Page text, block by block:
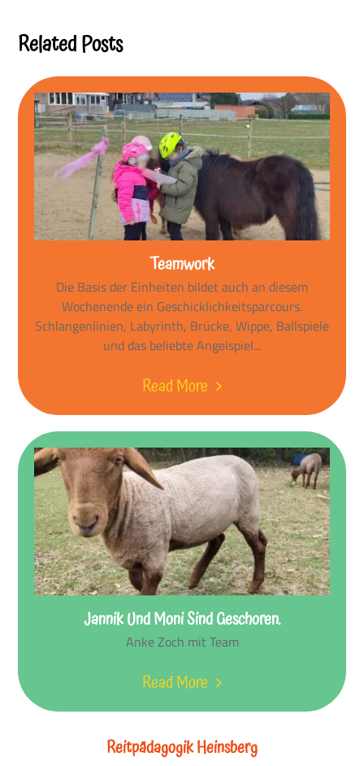
Related Posts
Teamwork
Die Basis der Einheiten bildet auch an diesem
Wochenende ein Geschicklichkeitsparcours.
Schlangenlinien, Labyrinth, Brücke, Wippe, Ballspiele
und das beliebte Angelspiel...
Read More
Jannik Und Moni Sind Geschoren.
Anke Zoch mit Team
Read More
Reitpädagogik Heinsberg